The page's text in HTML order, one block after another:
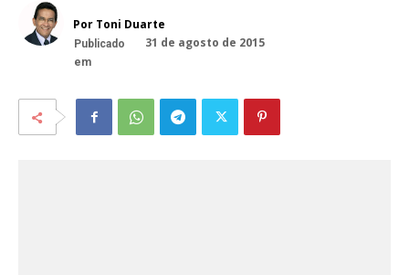
Por Toni Duarte
Publicado
em
31 de agosto de 2015